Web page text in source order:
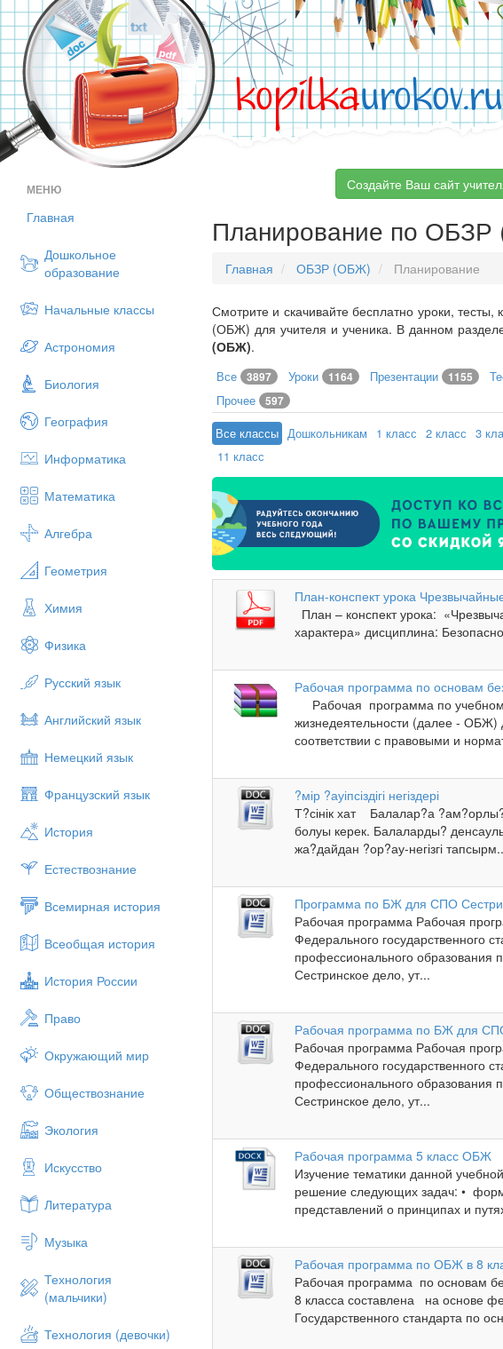
kopilkaurokov.ru
МЕНЮ
Главная
Дошкольное
образование
Начальные классы
Астрономия
Биология
География
Информатика
Математика
Алгебра
Геометрия
Химия
Физика
Русский язык
Английский язык
Немецкий язык
Французский язык
История
Естествознание
Всемирная история
Всеобщая история
История России
Право
Окружающий мир
Обществознание
Экология
Искусство
Литература
Музыка
Технология
(мальчики)
Технология (девочки)
Создайте Ваш сайт
Планирование по
Главная ОБЗР (ОБЖ) Планирование
Смотрите и скачивайте бесплатно уроки,
(ОБЖ) для учителя и ученика. В данном
(ОБЖ).
Все 3897 Уроки 1164 Презентации 1155
Прочее 597
Все классы Дошкольникам 1 класс 2 класс 3
11 класс
План-конспект урока
План – конспект урока:
характера» дисциплина:
Рабочая программа по основам
Рабочая программа по
жизнедеятельности (далее - ОБЖ)
соответствии с правовыми и
?мір ?ауіпсіздігі негіздері
Т?сінік хат Балалар?а
болуы керек. Балаларды?
жа?дайдан ?ор?ау-негізгі
Программа по БЖ для СПО
Рабочая программа Рабочая
Федерального государственного
профессионального образования
Сестринское дело, ут...
Рабочая программа по БЖ для
Рабочая программа Рабочая
Федерального государственного
профессионального образования
Сестринское дело, ут...
Рабочая программа 5 класс ОБЖ
Изучение тематики данной
решение следующих задач: •
представлений о прин­ципах и
Рабочая программа по ОБЖ в 8
Рабочая программа по основам
8 класса составлена на основе
Государственного стандарта по